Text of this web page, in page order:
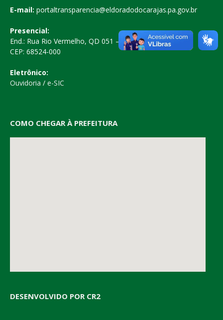
E-mail: portaltransparencia@eldoradodocarajas.pa.gov.br
Presencial:
End.: Rua Rio Vermelho, QD 051 – Centro
CEP: 68524-000
Eletrônico:
Ouvidoria / e-SIC
COMO CHEGAR À PREFEITURA
DESENVOLVIDO POR CR2